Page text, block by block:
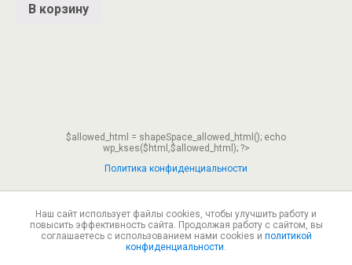
В корзину
$allowed_html = shapeSpace_allowed_html(); echo
wp_kses($html,$allowed_html); ?>
Политика конфиденциальности
Наш сайт использует файлы cookies, чтобы улучшить работу и
повысить эффективность сайта. Продолжая работу с сайтом, вы
соглашаетесь с использованием нами cookies и политикой
конфиденциальности.
Наверх